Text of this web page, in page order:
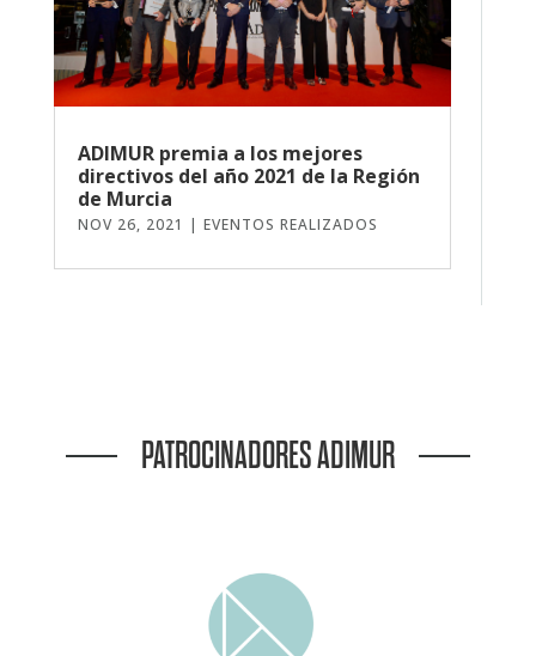
ADIMUR premia a los mejores
directivos del año 2021 de la Región
de Murcia
NOV 26, 2021 | EVENTOS REALIZADOS
PATROCINADORES ADIMUR